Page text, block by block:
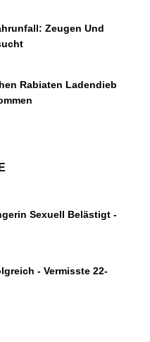
Zeugen Und
Rabiaten Ladendieb
Sexuell Belästigt -
- Vermisste 22-